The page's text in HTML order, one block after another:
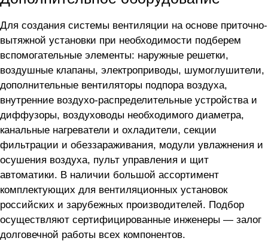
Для создания системы вентиляции на основе приточно-
вытяжной установки при необходимости подберем
вспомогательные элементы: наружные решетки,
воздушные клапаны, электроприводы, шумоглушители,
дополнительные вентиляторы подпора воздуха,
внутренние воздухо-распределительные устройства и
диффузоры, воздуховоды необходимого диаметра,
канальные нагреватели и охладители, секции
фильтрации и обеззараживания, модули увлажнения и
осушения воздуха, пульт управления и щит
автоматики. В наличии большой ассортимент
комплектующих для вентиляционных установок
российских и зарубежных производителей. Подбор
осуществляют сертифицированные инженеры — залог
долговечной работы всех компонентов.